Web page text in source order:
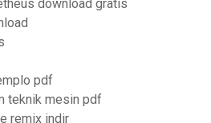
download gratis
pdf
teknik mesin pdf
remix indir